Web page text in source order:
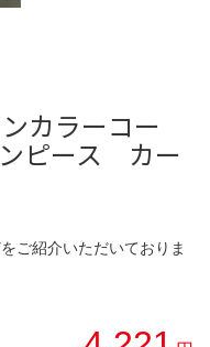
カラーコー
ピース カー
ご紹介いただいておりま